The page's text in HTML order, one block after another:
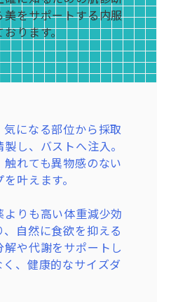
質を優しく除去しな
補給。肌のターンオ
燥が原因でできる小
医療用の溶ける糸を
だ皮膚を物理的に引
治療です。気になる
もたつきを強力にリ
ラインを形成。 糸の
生成で、肌のハリも
、しわやくぼみが気
力を高めます。内側
ことで、たるんだ毛
細かい肌へと整えま
ン明るいなめらかな
T33)
、薬剤をマッサージ
透させるピーリング
ようなハリ・弾力を
みのない透明感あふ
。
イトンSR)
素を衝撃波で細かく
を効果的に除去しま
ながら肌全体のトー
感のある白肌へと導
穴の詰まりや古い角
しく洗浄・除去しま
い清潔な肌環境を保
度のニキビケアにお
T33)
、薬剤をマッサージ
透させるピーリング
の生成を強力に促
ようなハリ・弾力を
フトアップします。
イスラインのたるみ
の余分な脂肪をカニ
ものを減らすため、
シャープなフェイス
。
式脂肪吸引）
流で脂肪を優しく切
最新の脂肪吸引技術
にかけての滑らかな曲
シルエットを実現し
医療用の溶ける糸を
だ皮膚を物理的に引
ぶたを留めて二重の
」と、まぶたを切開
重のラインを作る
。ご希望のデザイン
ムなどを考慮し、最
す。
に沿って切開し、上
脂肪を物理的に除去
来の印象や二重のラ
となく、若々しくす
実現します。
る手術です。まぶた
除くため、お顔の表
クマの根本原因を解
明るい目元に導きま
i）
組織の修復を促し、
とで、目元のしわ・
の年齢サインを根本か
ク・プロファイロ）
をサポートする内服
おります。
になる部位から採取
し、バストへ注入。
れても異物感のない
叶えます。
りも高い体重減少効
自然に食欲を抑える
や代謝をサポートし
、健康的なサイズダ